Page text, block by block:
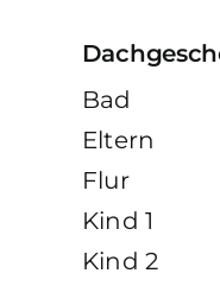
Bad
Eltern
Flur
Kind 1
Kind 2